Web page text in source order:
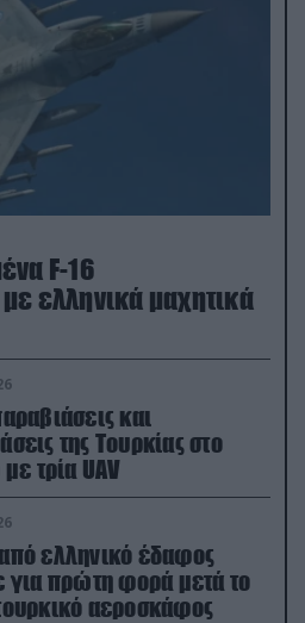
F-16
ελληνικά μαχητικά
και
της Τουρκίας στο
τρία UAV
ελληνικό έδαφος
για πρώτη φορά μετά το
αεροσκάφος